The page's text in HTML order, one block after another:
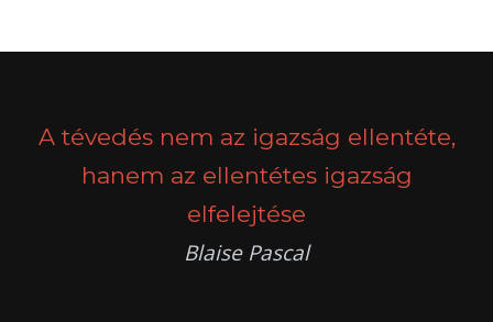
A tévedés nem az igazság ellentéte,
hanem az ellentétes igazság
elfelejtése
Blaise Pascal